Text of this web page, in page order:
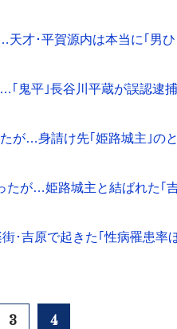
天才･平賀源内は本当に｢男
鬼平｣長谷川平蔵が誤認逮
が…身請け先｢姫路城主｣の
たが…姫路城主と結ばれた｢
･吉原で起きた｢性病罹患率
3 4